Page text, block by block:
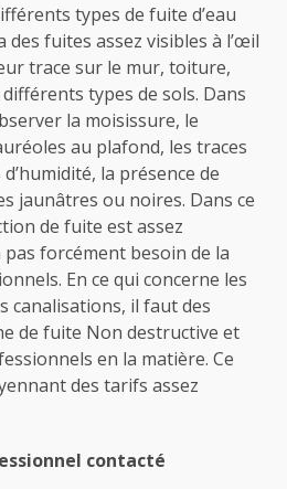
types de fuite d’eau
des fuites assez visibles à l’œil
trace sur le mur, toiture,
types de sols. Dans
la moisissure, le
au plafond, les traces
la présence de
jaunâtres ou noires. Dans ce
de fuite est assez
pas forcément besoin de la
En ce qui concerne les
canalisations, il faut des
de fuite Non destructive et
en la matière. Ce
des tarifs assez
contacté